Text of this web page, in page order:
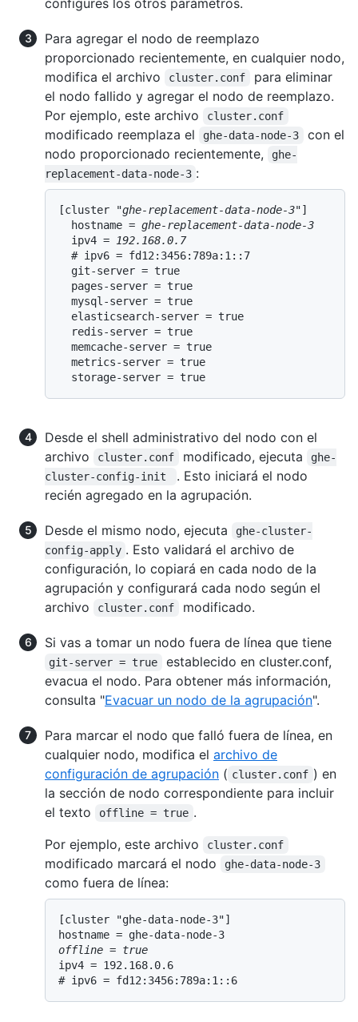
configures los otros parámetros.
Para agregar el nodo de reemplazo
proporcionado recientemente, en cualquier nodo,
modifica el archivo
cluster.conf
para eliminar
el nodo fallido y agregar el nodo de reemplazo.
Por ejemplo, este archivo
cluster.conf
modificado reemplaza el ghe-data-node-3
con el
nodo proporcionado recientemente,
ghe-
replacement-data-node-3 :
[cluster "ghe-replacement-data-node-3"]
  hostname =
ghe-replacement-data-node-3
  ipv4 =
192.168.0.7
  # ipv6 = fd12:3456:789a:1::7
  git-server = true
  pages-server = true
  mysql-server = true
  elasticsearch-server = true
  redis-server = true
  memcache-server = true
  metrics-server = true
Desde el shell administrativo del nodo con el
archivo
cluster.conf modificado, ejecuta
ghe-
cluster-config-init
. Esto iniciará el nodo
recién agregado en la agrupación.
Desde el mismo nodo, ejecuta
ghe-cluster-
config-apply . Esto validará el archivo de
configuración, lo copiará en cada nodo de la
agrupación y configurará cada nodo según el
archivo
cluster.conf modificado.
Si vas a tomar un nodo fuera de línea que tiene
git-server = true
establecido en cluster.conf,
evacua el nodo. Para obtener más información,
consulta "Evacuar un nodo de la agrupación".
Para marcar el nodo que falló fuera de línea, en
cualquier nodo, modifica el archivo de
configuración de agrupación ( cluster.conf ) en
la sección de nodo correspondiente para incluir
el texto
offline = true .
Por ejemplo, este archivo
cluster.conf
modificado marcará el nodo ghe-data-node-3
como fuera de línea:
[cluster "ghe-data-node-3"]
offline = true
ipv4 = 192.168.0.6